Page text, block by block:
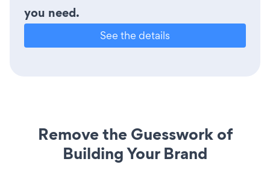
you need.
See the details
Remove the Guesswork of
Building Your Brand